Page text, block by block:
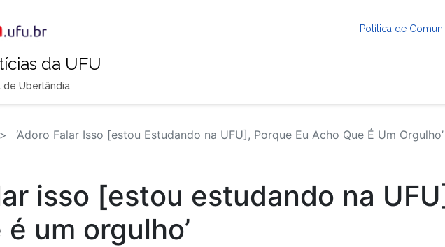
Política de
da UFU
de Uberlândia
‘Adoro Falar Isso [estou Estudando na UFU], Porque Eu Acho Que É Um Orgulho’
isso [estou estudando na
um orgulho’